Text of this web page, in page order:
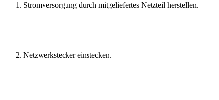
Stromversorgung durch mitgeliefertes Netzteil herstellen.
Netzwerkstecker einstecken.